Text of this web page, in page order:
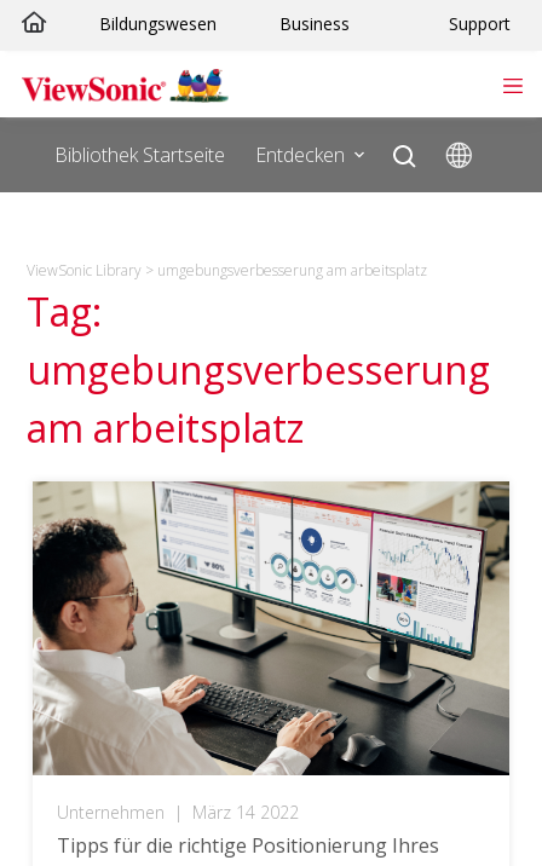
Zum
springen
Bildungswesen Business Support
Bibliothek Startseite Entdecken
ViewSonic Library > umgebungsverbesserung am arbeitsplatz
Tag:
umgebungsverbesserung
am arbeitsplatz
Unternehmen | März 14 2022
Tipps für die richtige Positionierung Ihres